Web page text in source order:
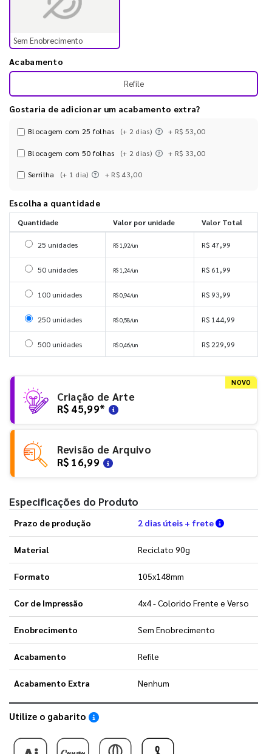
Sem Enobrecimento
Acabamento
Refile
Gostaria de adicionar um acabamento extra?
Blocagem com 25 folhas (+ 2 dias) + R$ 53,00
Blocagem com 50 folhas (+ 2 dias) + R$ 33,00
Serrilha (+ 1 dia) + R$ 43,00
Escolha a quantidade
Quantidade Valor por unidade Valor Total
Selecionar 25 unidades
25 unidades R$ 1,92/un R$ 47,99
Selecionar 50 unidades
50 unidades R$ 1,24/un R$ 61,99
Selecionar 100 unidades
100 unidades R$ 0,94/un R$ 93,99
Selecionar 250 unidades
250 unidades R$ 0,58/un R$ 144,99
Selecionar 500 unidades
500 unidades R$ 0,46/un R$ 229,99
NOVO
Criação de Arte
R$ 45,99*
Revisão de Arquivo
R$ 16,99
Especificações do Produto
Prazo de produção 2 dias úteis + frete Verifique
Material Reciclato 90g
Formato 105x148mm
Cor de Impressão 4x4 - Colorido Frente e Verso
Enobrecimento Sem Enobrecimento
Acabamento Refile
Acabamento Extra Nenhum
Utilize o gabarito Saiba como utilizar os nossos gabaritos